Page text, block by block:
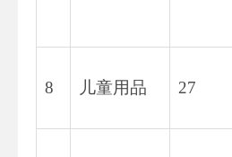
8 儿童用品 27